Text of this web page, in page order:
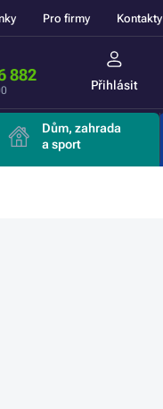
Pro firmy Kontakty
882
Přihlásit
Dům, zahrada
a sport